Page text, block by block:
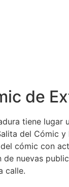
de
tiene lugar
del Cómic y
cómic con
nuevas
calle.